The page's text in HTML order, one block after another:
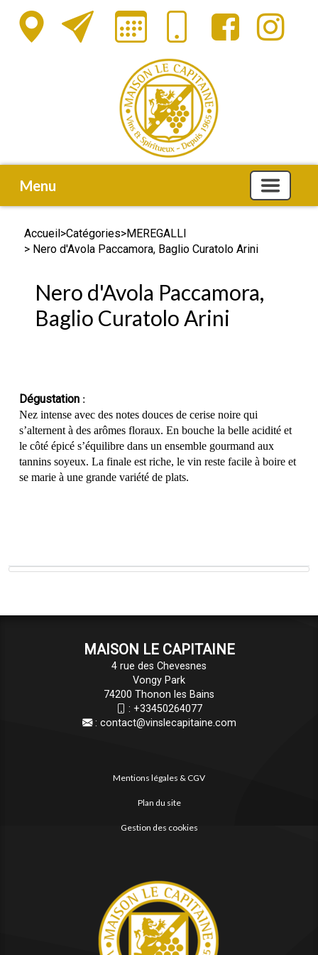
Menu
Accueil>Catégories>MEREGALLI
> Nero d'Avola Paccamora, Baglio Curatolo Arini
Nero d'Avola Paccamora,
Baglio Curatolo Arini
Dégustation :
Nez intense avec des notes douces de cerise noire qui
s’alternent à des arômes floraux. En bouche la belle acidité et
le côté épicé s’équilibre dans un ensemble gourmand aux
tannins soyeux. La finale est riche, le vin reste facile à boire et
se marie à une grande variété de plats.
MAISON LE CAPITAINE
4 rue des Chevesnes
Vongy Park
74200 Thonon les Bains
: +33450264077
: contact@vinslecapitaine.com
Mentions légales & CGV
Plan du site
Gestion des cookies